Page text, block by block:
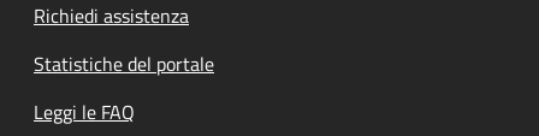
Richiedi assistenza
Statistiche del portale
Leggi le FAQ